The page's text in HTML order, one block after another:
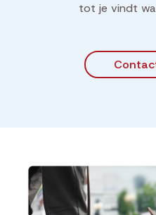
tot je vindt